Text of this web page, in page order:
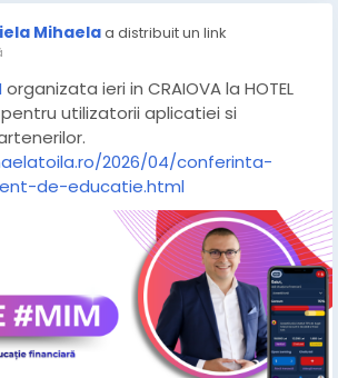
Mihaelaa distribuit un link
organizata ieri in CRAIOVA la HOTEL
pentru utilizatorii aplicatiei si
2026/04/conferinta-
de-educatie.html